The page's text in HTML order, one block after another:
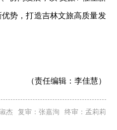
势，打造吉林文旅高质量发
（责任编辑： 李佳慧）
杰 复审：张嘉洵 终审：孟莉莉